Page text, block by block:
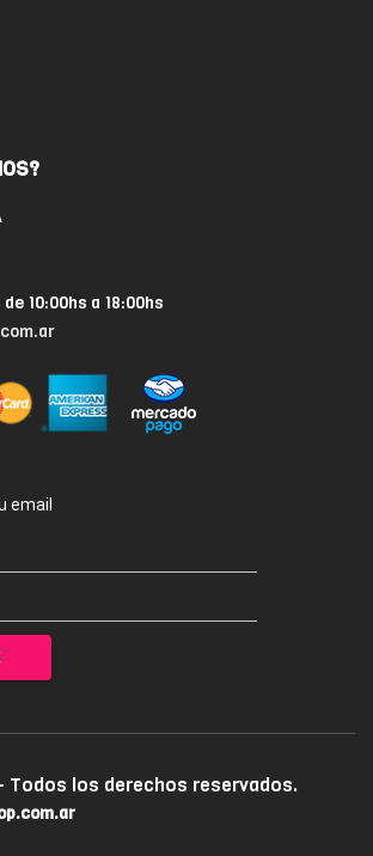
10:00hs a 18:00hs
email
Todos los derechos reservados.